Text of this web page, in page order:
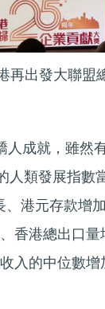
再出發大聯盟
成就，雖然
人類發展指數
港元存款增
香港總出口
入的中位數